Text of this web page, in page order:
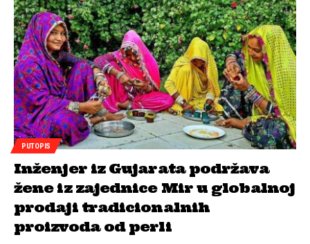
PUTOPIS
Inženjer iz Gujarata podržava
žene iz zajednice Mir u globalnoj
prodaji tradicionalnih
proizvoda od perli